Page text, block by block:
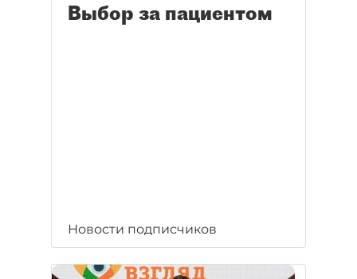
Выбор за пациентом
Новости подписчиков